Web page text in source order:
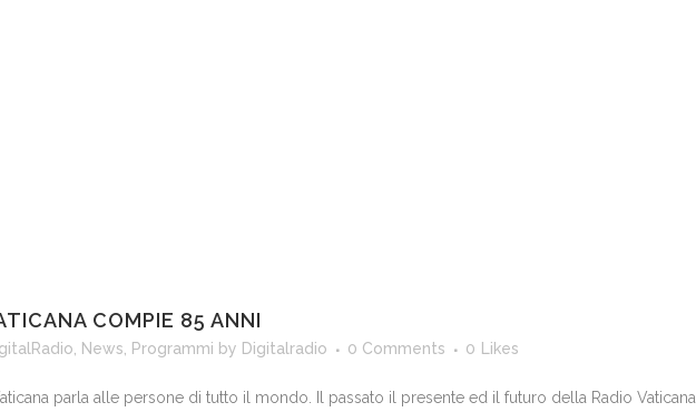
COMPIE 85 ANNI
News Programmi by Digitalradio 0 Comments 0 Likes
parla alle persone di tutto il mondo. Il passato il presente ed il futuro della Radio